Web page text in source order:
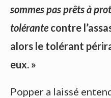
sommes pas prêts à
tolérantecontre
alors le tolérant
eux. »
Popper a laissé